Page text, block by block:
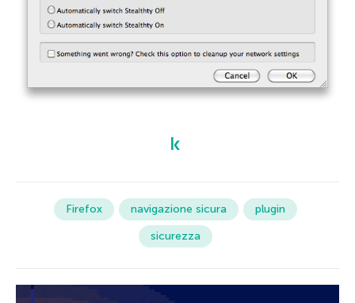
Firefox navigazione sicura
plugin
sicurezza